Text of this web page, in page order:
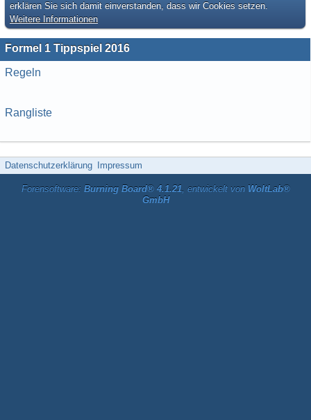
erklären Sie sich damit einverstanden, dass wir Cookies setzen.
Weitere Informationen
Formel 1 Tippspiel 2016
Regeln
Rangliste
Datenschutzerklärung Impressum
Forensoftware: Burning Board® 4.1.21, entwickelt von WoltLab®
GmbH